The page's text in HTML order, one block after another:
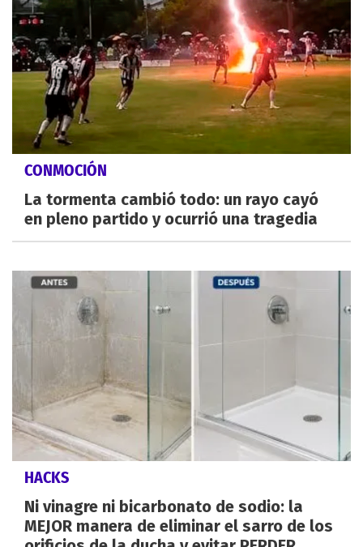
CONMOCIÓN
La tormenta cambió todo: un rayo cayó
en pleno partido y ocurrió una tragedia
HACKS
Ni vinagre ni bicarbonato de sodio: la
MEJOR manera de eliminar el sarro de los